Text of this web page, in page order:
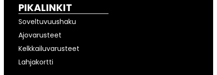
PIKALINKIT
Soveltuvuushaku
Ajovarusteet
Kelkkailuvarusteet
Lahjakortti